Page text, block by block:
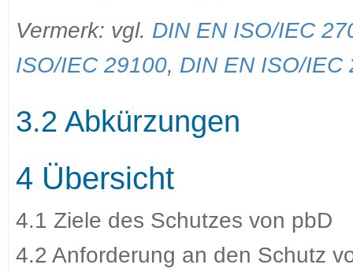
Vermerk: vgl. DIN EN ISO/IEC
ISO/IEC 29100, DIN EN ISO/IEC
3.2 Abkürzungen
4 Übersicht
4.1 Ziele des Schutzes von pbD
4.2 Anforderung an den Schutz